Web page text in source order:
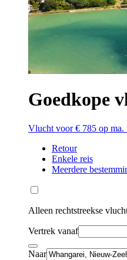
Goedkope
Vlucht voor € 785 op ma.
Retour
Enkele reis
Meerdere
Alleen rechtstreekse
Vertrek vanaf
Naar